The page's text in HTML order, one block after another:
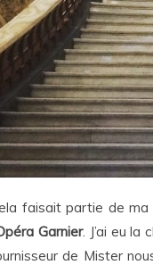
faisait partie de ma
Garnier. J’ai eu
de Mister